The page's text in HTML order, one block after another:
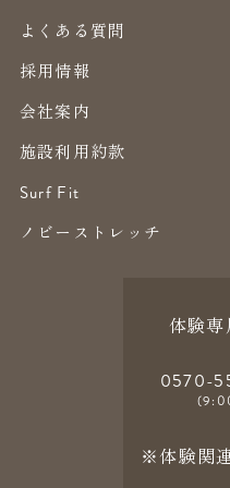
よくある質問
採用情報
会社案内
施設利用約款
Surf Fit
ノビーストレッチ
体験
0570-
※体験関